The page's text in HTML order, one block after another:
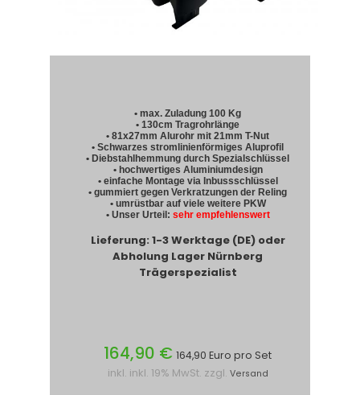
• max. Zuladung 100 Kg
• 130cm Tragrohrlänge
• 81x27mm Alurohr mit 21mm T-Nut
• Schwarzes stromlinienförmiges Aluprofil
• Diebstahlhemmung durch Spezialschlüssel
• hochwertiges Aluminiumdesign
• einfache Montage via Inbussschlüssel
• gummiert gegen Verkratzungen der Reling
• umrüstbar auf viele weitere PKW
• Unser Urteil: sehr empfehlenswert
Lieferung: 1-3 Werktage (DE) oder
Abholung Lager Nürnberg
Trägerspezialist
164,90 € 164,90 Euro pro Set
inkl. inkl. 19% MwSt. zzgl. Versand